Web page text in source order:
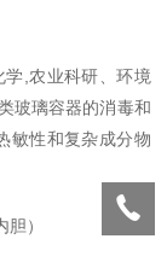
学,农业科研、环境
玻璃容器的消毒和
敏性和复杂成分物
）